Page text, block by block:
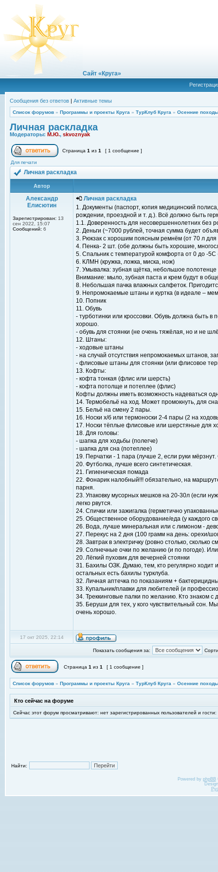
Сайт «Круга»
Сообщения без ответов | Активные темы
Список форумов » Программы и проекты Круга » ТурКлуб Круга » Осенние
Личная раскладка
Модераторы: М.Ю., skvoznyak
Страница 1 из 1 [ 1 сообщение ]
Для печати
Личная раскладка
Автор
Александр
Елисютин
Зарегистрирован: 13
сен 2022, 15:07
Сообщений: 6
Личная раскладка
1. Документы (паспорт, копия медицинский
рождении, проездной и т. д.). Всё должно быть
1.1. Доверенность для несовершеннолетних без
2. Деньги (~7000 рублей, точная сумма будет
3. Рюкзак с хорошим поясным ремнём (от 70 л
4. Пенка- 2 шт. (обе должны быть хорошие,
5. Спальник с температурой комфорта от 0 до -5С
6. КЛМН (кружка, ложка, миска, нож)
7. Умывалка: зубная щётка, небольшое
Внимание: мыло, зубная паста и крем будут в
8. Небольшая пачка влажных салфеток.
9. Непромокаемые штаны и куртка (в идеале –
10. Попник
11. Обувь
- турботинки или кроссовки. Обувь должна быть
хорошо.
- обувь для стоянки (не очень тяжёлая, но и не
12. Штаны:
- ходовые штаны
- на случай отсутствия непромокаемых штанов,
- флисовые штаны для стоянки (или флисовое
13. Кофты:
- кофта тонкая (флис или шерсть)
- кофта потолще и потеплее (флис)
Кофты должны иметь возможность надеваться
14. Термобельё на ход. Может промокнуть, для
15. Бельё на смену 2 пары.
16. Носки х/б или термоноски 2-4 пары (2 на
17. Носки тёплые флисовые или шерстяные для
18. Для головы:
- шапка для ходьбы (полегче)
- шапка для сна (потеплее)
19. Перчатки - 1 пара (лучше 2, если руки
20. Футболка, лучше всего синтетическая.
21. Гигиеническая помада
22. Фонарик налобный!!! обязательно, на
парня.
23. Упаковку мусорных мешков на 20-30л (если
легко рвутся.
24. Спички или зажигалка (герметично
25. Общественное оборудование/еда (у каждого
26. Вода, лучше минеральная или с лимоном -
27. Перекус на 2 дня (100 грамм на день: орехи/
28. Завтрак в электричку (ровно столько,
29. Солнечные очки по желанию (и по погоде). Или
20. Лёгкий пуховик для вечерней стоянки
31. Бахилы ОЗК. Думаю, тем, кто регулярно ходит
остальных есть бахилы турклуба.
32. Личная аптечка по показаниям +
33. Купальник/плавки для любителей (и
34. Треккинговые палки по желанию. Кто знаком
35. Беруши для тех, у кого чувствительный сон.
очень хорошо.
17 окт 2025, 22:14
Показать сообщения за:
Страница 1 из 1 [ 1 сообщение ]
Список форумов » Программы и проекты Круга » ТурКлуб Круга » Осенние
Кто сейчас на форуме
Сейчас этот форум просматривают: нет зарегистрированных пользователей и гости:
Найти:
Powered by phpBB